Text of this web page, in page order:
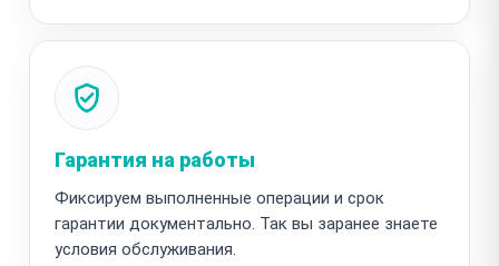
Гарантия на работы
Фиксируем выполненные операции и срок
гарантии документально. Так вы заранее знаете
условия обслуживания.